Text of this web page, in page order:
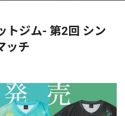
トジム- 第2回 シン
ッチ